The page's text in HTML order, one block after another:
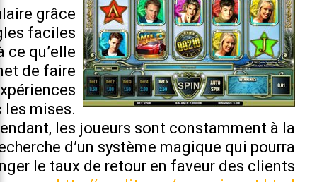
grâce
faciles
ce qu’elle
de faire
les mises.
les joueurs sont constamment à la
d’un système magique qui pourra
le taux de retour en faveur des clients.